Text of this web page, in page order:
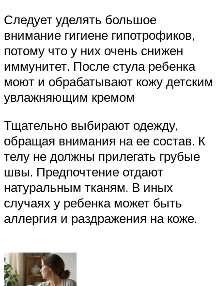
Следует уделять большое
внимание гигиене гипотрофиков,
потому что у них очень снижен
иммунитет. После стула ребенка
моют и обрабатывают кожу детским
увлажняющим кремом
Тщательно выбирают одежду,
обращая внимания на ее состав. К
телу не должны прилегать грубые
швы. Предпочтение отдают
натуральным тканям. В иных
случаях у ребенка может быть
аллергия и раздражения на коже.